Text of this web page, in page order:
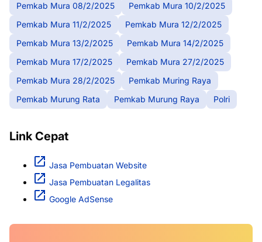
Pemkab Mura 08/2/2025
Pemkab Mura 10/2/2025
Pemkab Mura 11/2/2025
Pemkab Mura 12/2/2025
Pemkab Mura 13/2/2025
Pemkab Mura 14/2/2025
Pemkab Mura 17/2/2025
Pemkab Mura 27/2/2025
Pemkab Mura 28/2/2025
Pemkab Muring Raya
Pemkab Murung Rata
Pemkab Murung Raya Polri
Link Cepat
Jasa Pembuatan Website
Jasa Pembuatan Legalitas
Google AdSense